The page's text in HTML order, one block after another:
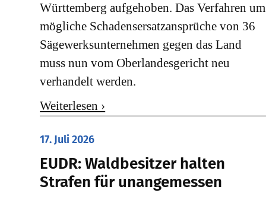
Württemberg aufgehoben. Das Verfahren um
mögliche Schadensersatzansprüche von 36
Sägewerksunternehmen gegen das Land
muss nun vom Oberlandesgericht neu
verhandelt werden.
Weiterlesen ›
17. Juli 2026
EUDR: Waldbesitzer halten
Strafen für unangemessen